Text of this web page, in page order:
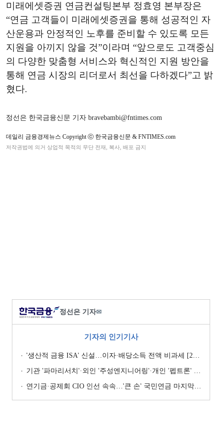
미래에셋증권 연금컨설팅본부 정효영 본부장은
“연금 고객들이 미래에셋증권을 통해 성공적인 자
산운용과 안정적인 노후를 준비할 수 있도록 모든
지원을 아끼지 않을 것”이라며 “앞으로도 고객중심
의 다양한 맞춤형 서비스와 혁신적인 지원 방안을
통해 연금 시장의 리더로서 최선을 다하겠다”고 밝
혔다.
정선은 한국금융신문 기자 bravebambi@fntimes.com
데일리 금융경제뉴스 Copyright ⓒ 한국금융신문 & FNTIMES.com
저작권법에 의거 상업적 목적의 무단 전재, 복사, 배포 금지
정선은 기자✉
기자의 인기기사
'생산적 금융 ISA' 신설…이자·배당소득 전액 비과세 [2026 세제개편안]
기관 '파마리서치'·외인 '주성엔지니어링'·개인 '펩트론' 1위 [주간 코스닥 순매수- 2026년 7월27일~7월31일]
연기금·공제회 CIO 인선 속속…'큰 손' 국민연금 마지막 타자